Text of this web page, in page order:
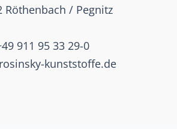
Röthenbach / Pegnitz
911 95 33 29-0
kunststoffe.de